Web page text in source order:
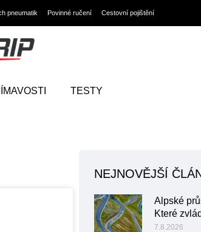
pneumatik Povinné ručení Cestovní pojištění
TESTY
NEJNOVĚJŠÍ
Alpské
Které
7.8.2026